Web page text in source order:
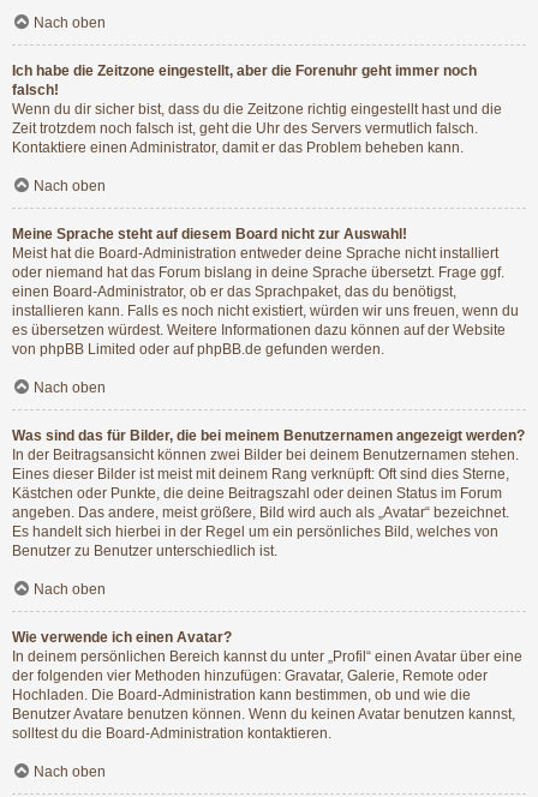
Nach oben
Ich habe die Zeitzone eingestellt, aber die Forenuhr geht immer noch
falsch!
Wenn du dir sicher bist, dass du die Zeitzone richtig eingestellt hast und die
Zeit trotzdem noch falsch ist, geht die Uhr des Servers vermutlich falsch.
Kontaktiere einen Administrator, damit er das Problem beheben kann.
Nach oben
Meine Sprache steht auf diesem Board nicht zur Auswahl!
Meist hat die Board-Administration entweder deine Sprache nicht installiert
oder niemand hat das Forum bislang in deine Sprache übersetzt. Frage ggf.
einen Board-Administrator, ob er das Sprachpaket, das du benötigst,
installieren kann. Falls es noch nicht existiert, würden wir uns freuen, wenn du
es übersetzen würdest. Weitere Informationen dazu können auf der Website
von phpBB Limited oder aufphpBB.de gefunden werden.
Nach oben
Was sind das für Bilder, die bei meinem Benutzernamen angezeigt werden?
In der Beitragsansicht können zwei Bilder bei deinem Benutzernamen stehen.
Eines dieser Bilder ist meist mit deinem Rang verknüpft: Oft sind dies Sterne,
Kästchen oder Punkte, die deine Beitragszahl oder deinen Status im Forum
angeben. Das andere, meist größere, Bild wird auch als „Avatar“ bezeichnet.
Es handelt sich hierbei in der Regel um ein persönliches Bild, welches von
Benutzer zu Benutzer unterschiedlich ist.
Nach oben
Wie verwende ich einen Avatar?
In deinem persönlichen Bereich kannst du unter „Profil“ einen Avatar über eine
der folgenden vier Methoden hinzufügen: Gravatar, Galerie, Remote oder
Hochladen. Die Board-Administration kann bestimmen, ob und wie die
Benutzer Avatare benutzen können. Wenn du keinen Avatar benutzen kannst,
solltest du die Board-Administration kontaktieren.
Nach oben